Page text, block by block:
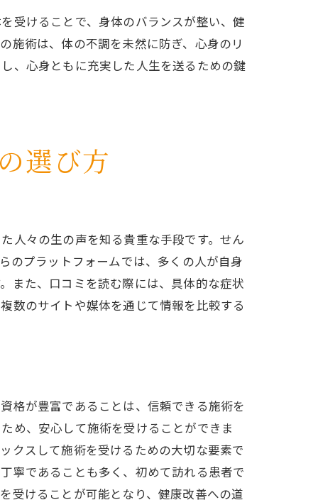
受けることで、身体のバランスが整い、健
施術は、体の不調を未然に防ぎ、心身のリ
、心身ともに充実した人生を送るための鍵
選び方
人々の生の声を知る貴重な手段です。せん
のプラットフォームでは、多くの人が自身
また、口コミを読む際には、具体的な症状
数のサイトや媒体を通じて情報を比較する
格が豊富であることは、信頼できる施術を
め、安心して施術を受けることができま
クスして施術を受けるための大切な要素で
寧であることも多く、初めて訪れる患者で
受けることが可能となり、健康改善への道